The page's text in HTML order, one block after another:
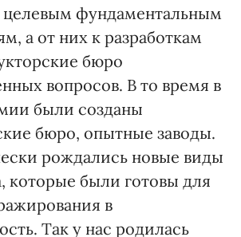
целевым фундаментальным
а от них к разработкам
бюро
вопросов. В то время в
были созданы
бюро, опытные заводы.
рождались новые виды
которые были готовы для
в
Так у нас родилась